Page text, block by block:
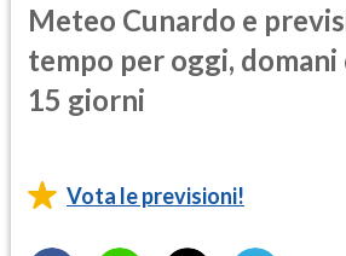
Meteo Cunardo e
tempo per oggi, domani
15 giorni
Vota le previsioni!